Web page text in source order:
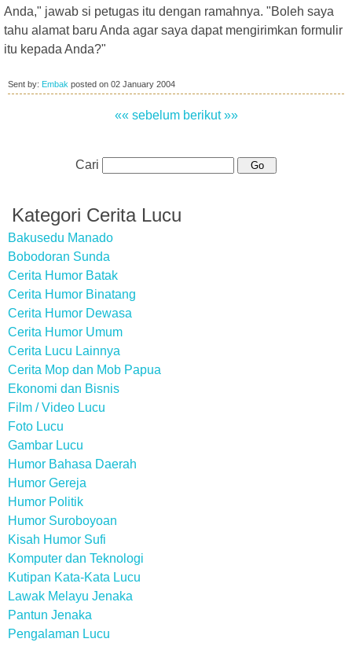
Anda," jawab si petugas itu dengan ramahnya. "Boleh saya
tahu alamat baru Anda agar saya dapat mengirimkan formulir
itu kepada Anda?"
Sent by: Embak posted on 02 January 2004
«« sebelum berikut »»
Cari
Kategori Cerita Lucu
Bakusedu Manado
Bobodoran Sunda
Cerita Humor Batak
Cerita Humor Binatang
Cerita Humor Dewasa
Cerita Humor Umum
Cerita Lucu Lainnya
Cerita Mop dan Mob Papua
Ekonomi dan Bisnis
Film / Video Lucu
Foto Lucu
Gambar Lucu
Humor Bahasa Daerah
Humor Gereja
Humor Politik
Humor Suroboyoan
Kisah Humor Sufi
Komputer dan Teknologi
Kutipan Kata-Kata Lucu
Lawak Melayu Jenaka
Pantun Jenaka
Pengalaman Lucu